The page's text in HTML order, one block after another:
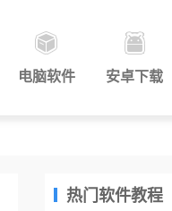
电脑软件 安卓下载
热门软件教程